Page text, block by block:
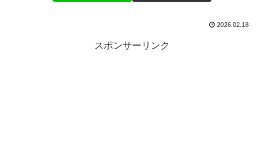
2026.02.18
スポンサーリンク